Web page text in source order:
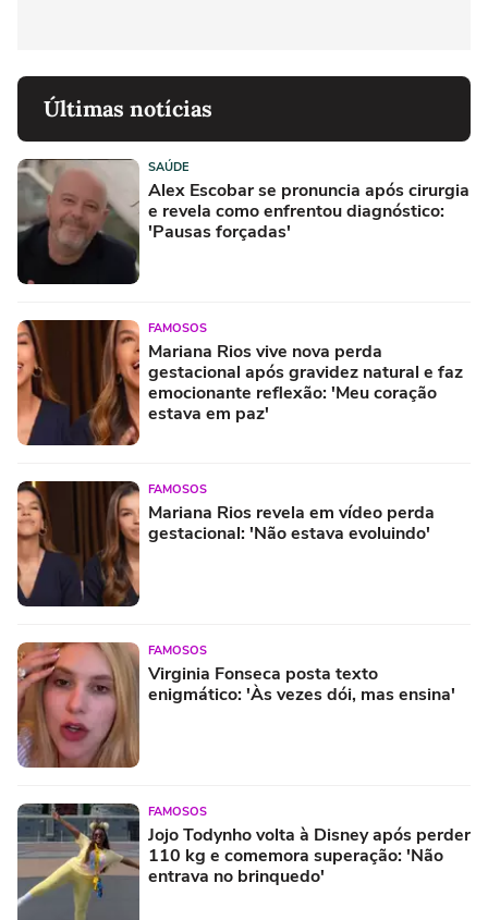
Últimas notícias
SAÚDE
Alex Escobar se pronuncia após cirurgia
e revela como enfrentou diagnóstico:
'Pausas forçadas'
FAMOSOS
Mariana Rios vive nova perda
gestacional após gravidez natural e faz
emocionante reflexão: 'Meu coração
estava em paz'
FAMOSOS
Mariana Rios revela em vídeo perda
gestacional: 'Não estava evoluindo'
FAMOSOS
Virginia Fonseca posta texto
enigmático: 'Às vezes dói, mas ensina'
FAMOSOS
Jojo Todynho volta à Disney após perder
110 kg e comemora superação: 'Não
entrava no brinquedo'